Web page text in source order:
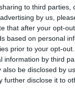
to third
by us,
that after your opt-
based on personal
prior to your opt-
by third
be disclosed by
further disclose it to